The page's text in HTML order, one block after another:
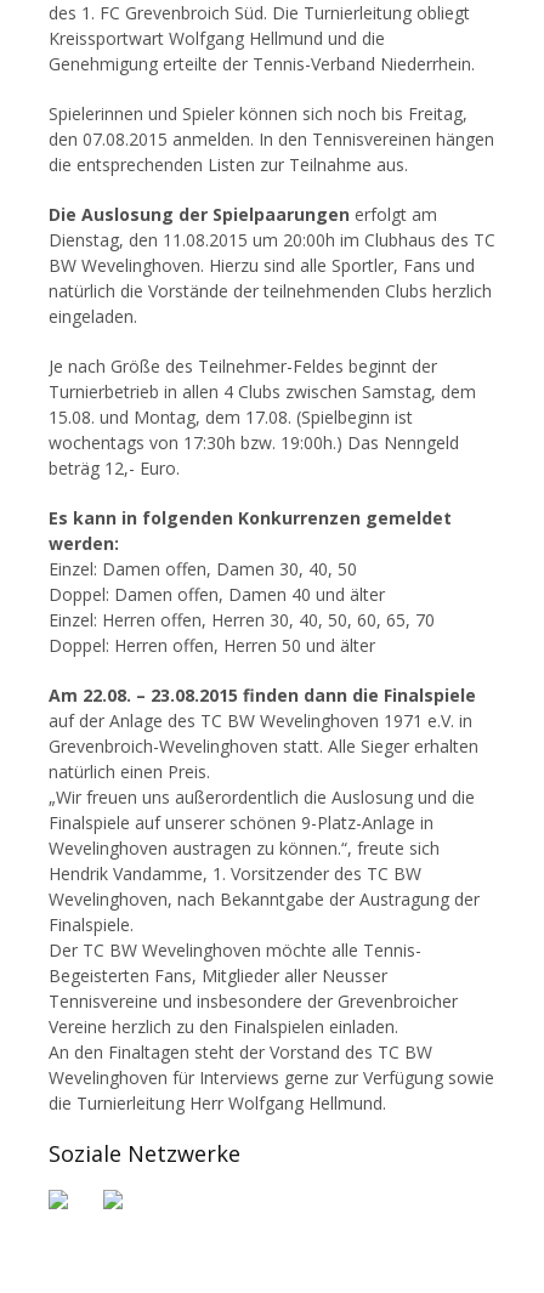
des 1. FC Grevenbroich Süd. Die Turnierleitung obliegt
Kreissportwart Wolfgang Hellmund und die
Genehmigung erteilte der Tennis-Verband Niederrhein.
Spielerinnen und Spieler können sich noch bis Freitag,
den 07.08.2015 anmelden. In den Tennisvereinen hängen
die entsprechenden Listen zur Teilnahme aus.
Die Auslosung der Spielpaarungen erfolgt am
Dienstag, den 11.08.2015 um 20:00h im Clubhaus des TC
BW Wevelinghoven. Hierzu sind alle Sportler, Fans und
natürlich die Vorstände der teilnehmenden Clubs herzlich
eingeladen.
Je nach Größe des Teilnehmer-Feldes beginnt der
Turnierbetrieb in allen 4 Clubs zwischen Samstag, dem
15.08. und Montag, dem 17.08. (Spielbeginn ist
wochentags von 17:30h bzw. 19:00h.) Das Nenngeld
beträg 12,- Euro.
Es kann in folgenden Konkurrenzen gemeldet
werden:
Einzel: Damen offen, Damen 30, 40, 50
Doppel: Damen offen, Damen 40 und älter
Einzel: Herren offen, Herren 30, 40, 50, 60, 65, 70
Doppel: Herren offen, Herren 50 und älter
Am 22.08. – 23.08.2015 finden dann die Finalspiele
auf der Anlage des TC BW Wevelinghoven 1971 e.V. in
Grevenbroich-Wevelinghoven statt. Alle Sieger erhalten
natürlich einen Preis.
„Wir freuen uns außerordentlich die Auslosung und die
Finalspiele auf unserer schönen 9-Platz-Anlage in
Wevelinghoven austragen zu können.“, freute sich
Hendrik Vandamme, 1. Vorsitzender des TC BW
Wevelinghoven, nach Bekanntgabe der Austragung der
Finalspiele.
Der TC BW Wevelinghoven möchte alle Tennis-
Begeisterten Fans, Mitglieder aller Neusser
Tennisvereine und insbesondere der Grevenbroicher
Vereine herzlich zu den Finalspielen einladen.
An den Finaltagen steht der Vorstand des TC BW
Wevelinghoven für Interviews gerne zur Verfügung sowie
die Turnierleitung Herr Wolfgang Hellmund.
Soziale Netzwerke